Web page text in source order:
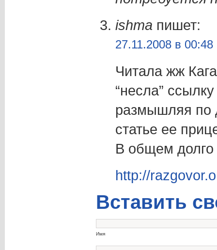
ishma пишет:
27.11.2008 в 00:48
Читала жж
“несла”
размышляя по
статье ее
В общем долго
http://
Вставить
Имя